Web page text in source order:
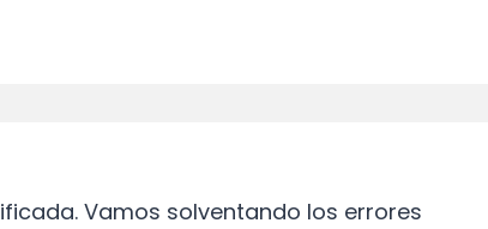
Vamos solventando los errores